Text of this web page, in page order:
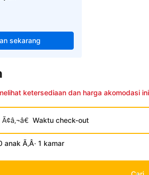
sekarang
ketersediaan dan harga akomodasi ini
Ã¢â‚¬â€ Waktu check-out
anak Ã‚Â· 1 kamar